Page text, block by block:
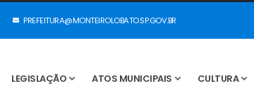
PREFEITURA@MONTEIROLOBATO.SP.GOV.BR
LEGISLAÇÃO ATOS MUNICIPAIS CULTURA